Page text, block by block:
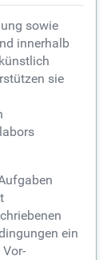
sowie
innerhalb
sie
ein